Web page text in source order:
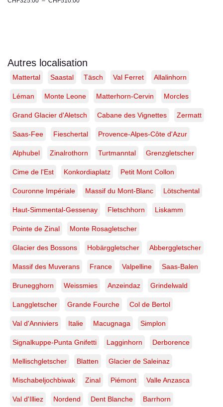
à
Valais
Tirage
limité
Autres localisation
Mattertal Saastal Täsch Val Ferret Allalinhorn
Léman Monte Leone Matterhorn-Cervin Morcles
Grand Glacier d'Aletsch Cabane des Vignettes Zermatt
Saas-Fee Fieschertal Provence-Alpes-Côte d'Azur
Alphubel Zinalrothorn Turtmanntal Grenzgletscher
Cime de l'Est Konkordiaplatz Petit Mont Collon
Couronne Impériale Massif du Mont-Blanc Lötschental
Haut-Simmental-Gessenay Fletschhorn Liskamm
Pointe de Zinal Monte Rosagletscher
Glacier des Bossons Hobärggletscher Abberggletscher
Massif des Muverans France Valpelline Saas-Balen
Brunegghorn Weissmies Anzeindaz Grindelwald
Langgletscher Grande Fourche Col de Bertol
Val d'Anniviers Italie Macugnaga Simplon
Signalkuppe-Punta Gnifetti Lagginhorn Derborence
Mellischgletscher Blatten Glacier de Saleinaz
Mischabeljochbiwak Zinal Piémont Valle Anzasca
Val d'Illiez Nordend Dent Blanche Barrhorn